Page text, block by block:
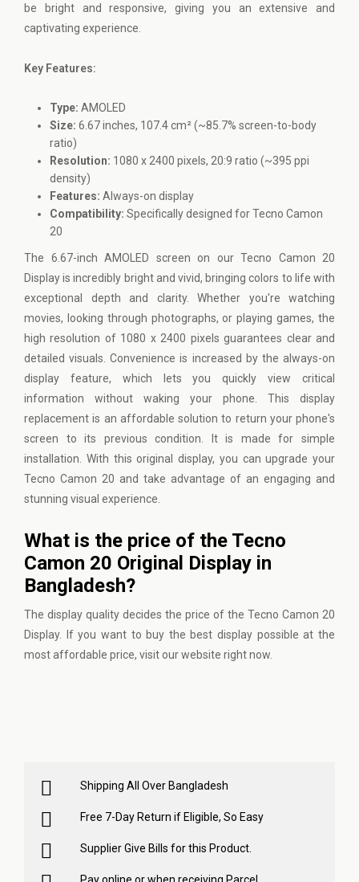
be bright and responsive, giving you an extensive and
captivating experience.
Key Features:
Type: AMOLED
Size: 6.67 inches, 107.4 cm² (~85.7% screen-to-body
ratio)
Resolution: 1080 x 2400 pixels, 20:9 ratio (~395 ppi
density)
Features: Always-on display
Compatibility: Specifically designed for Tecno Camon
20
The 6.67-inch AMOLED screen on our Tecno Camon 20
Display is incredibly bright and vivid, bringing colors to life with
exceptional depth and clarity. Whether you're watching
movies, looking through photographs, or playing games, the
high resolution of 1080 x 2400 pixels guarantees clear and
detailed visuals. Convenience is increased by the always-on
display feature, which lets you quickly view critical
information without waking your phone. This display
replacement is an affordable solution to return your phone's
screen to its previous condition. It is made for simple
installation. With this original display, you can upgrade your
Tecno Camon 20 and take advantage of an engaging and
stunning visual experience.
What is the price of the Tecno
Camon 20 Original Display in
Bangladesh?
The display quality decides the price of the Tecno Camon 20
Display. If you want to buy the best display possible at the
most affordable price, visit our website right now.
Shipping All Over Bangladesh
Free 7-Day Return if Eligible, So Easy
Supplier Give Bills for this Product.
Pay online or when receiving Parcel